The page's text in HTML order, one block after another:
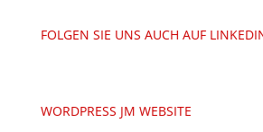
FOLGEN SIE UNS AUCH AUF
WORDPRESS JM WEBSITE